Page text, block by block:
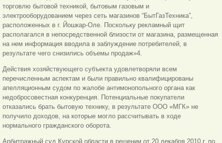
торговлю бытовой техникой, бытовым газовым и
электрооборудованием через сеть магазинов “БытГазТехника”,
расположенных в г. Йошкар-Оле. Поскольку рекламный щит
располагался в непосредственной близости от магазина, размещенная
на нем информация вводила в заблуждение потребителей, в
результате чего снизились объемы продаж»4.
Действия хозяйствующего субъекта удовлетворяли всем
перечисленным аспектам и были правильно квалифицированы
апелляционным судом по жалобе антимонопольного органа как
недобросовестная конкуренция. Потенциальные покупатели
отказались брать бытовую технику, в результате ООО «МГК» не
получило доходов, на которые могло рассчитывать в ходе
нормального гражданского оборота.
Арбитражный суд Курской области в решении от 20 декабря 2010 г. по